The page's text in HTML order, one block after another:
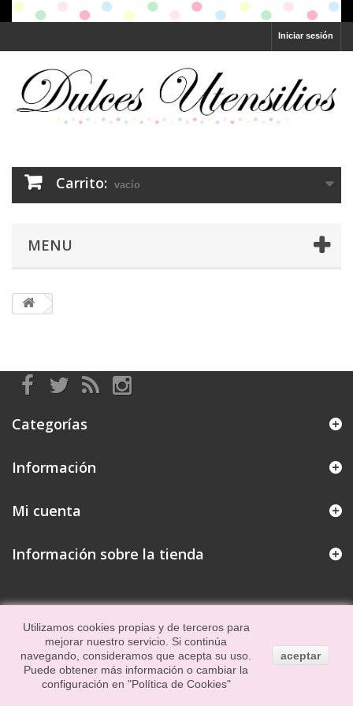
Iniciar sesión
Carrito: vacío
MENU
Categorías
Información
Mi cuenta
Información sobre la tienda
Utilizamos cookies propias y de terceros para
mejorar nuestro servicio. Si continúa
navegando, consideramos que acepta su uso.
Puede obtener más información o cambiar la
configuración en "Política de Cookies"
aceptar